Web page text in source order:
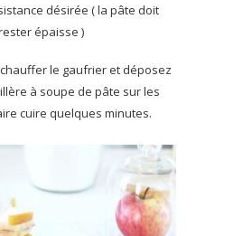
désirée ( la pâte doit
épaisse )
le gaufrier et déposez
à soupe de pâte sur les
cuire quelques minutes.